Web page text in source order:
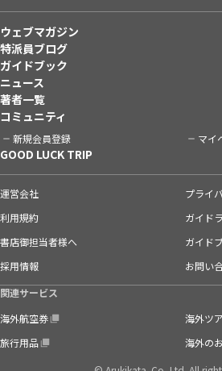
ウェブマガジン
特派員ブログ
ガイドブック
ニュース
著者一覧
コミュニティ
新規会員登録 マイ
GOOD LUCK TRIP
運営会社
プライ
利用規約
ガイド
書店御担当者様へ
ガイド
採用情報
お問い
関連サービス
海外航空券
海外ツ
旅行用品
海外の